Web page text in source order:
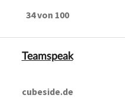
34 von 100
Teamspeak
cubeside.de